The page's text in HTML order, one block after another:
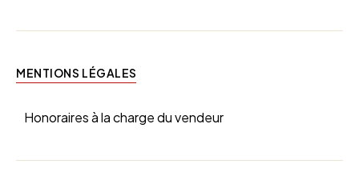
MENTIONS LÉGALES
Honoraires à la charge du vendeur